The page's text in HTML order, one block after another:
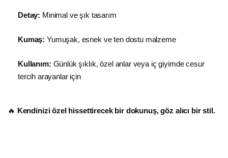
Detay: Minimal ve şık tasarım
Kumaş: Yumuşak, esnek ve ten dostu malzeme
Kullanım: Günlük şıklık, özel anlar veya iç giyimde cesur
tercih arayanlar için
🔥 Kendinizi özel hissettirecek bir dokunuş, göz alıcı bir stil.